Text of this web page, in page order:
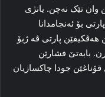
وان تێک نەچن. یانژى
بۆ ئەنجامدانا
هەڤکیفێن پارتى ڤە ژبۆ
بابەتێ فشارێن
جودا چاکسازیان